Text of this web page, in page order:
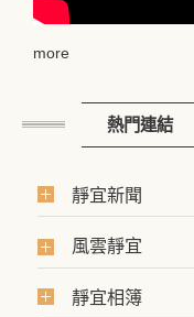
more
熱門連結
靜宜新聞
風雲靜宜
靜宜相簿